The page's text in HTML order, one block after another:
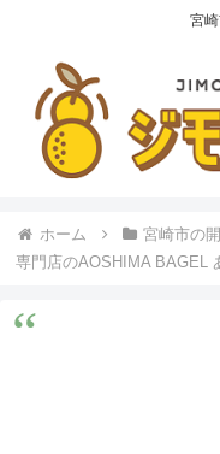
宮
ホーム 宮崎市の
専門店のAOSHIMA BAGEL